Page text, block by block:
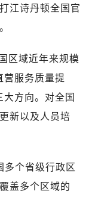
湖北省孝感市孝南区复兴大道江诗丹顿售后服务中心（需提前预约）
湖南省郴州市北湖区国庆北路江诗丹顿售后服务中心（需提前预约）
湖南省衡阳市雁峰区解放路江诗丹顿售后服务中心（需提前预约）
湖南省怀化市鹤城区迎丰中路江诗丹顿售后服务中心（需提前预约）
湖南省娄底市娄星区长青街江诗丹顿售后服务中心（需提前预约）
湖南省益阳市赫山区桃花仑路江诗丹顿售后服务中心（需提前预约）
江诗丹顿全国官
区域近年来规模
营服务质量提
方向。对全国
新以及人员培
多个省级行政区
盖多个区域的